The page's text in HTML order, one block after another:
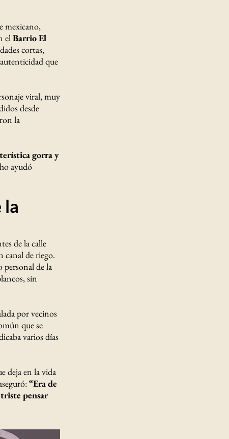
mexicano,
elBarrio El
cortas,
que
viral, muy
desde
la
gorra y
ayudó
la
de la calle
canal de riego.
personal de la
sin
por vecinos
que se
varios días
deja en la vida
“Era de
pensar